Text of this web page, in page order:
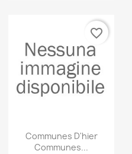
Anteprima
Communes D'hier
Communes...
favorite_border